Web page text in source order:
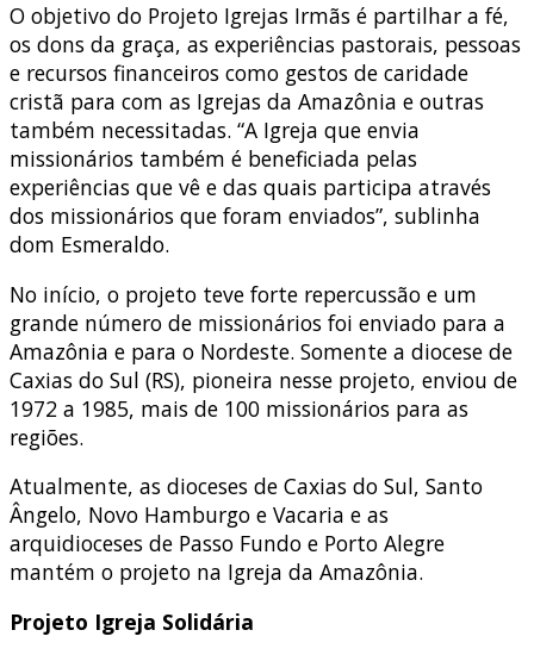
O objetivo do Projeto Igrejas Irmãs é partilhar a fé,
os dons da graça, as experiências pastorais, pessoas
e recursos financeiros como gestos de caridade
cristã para com as Igrejas da Amazônia e outras
também necessitadas. “A Igreja que envia
missionários também é beneficiada pelas
experiências que vê e das quais participa através
dos missionários que foram enviados”, sublinha
dom Esmeraldo.
No início, o projeto teve forte repercussão e um
grande número de missionários foi enviado para a
Amazônia e para o Nordeste. Somente a diocese de
Caxias do Sul (RS), pioneira nesse projeto, enviou de
1972 a 1985, mais de 100 missionários para as
regiões.
Atualmente, as dioceses de Caxias do Sul, Santo
Ângelo, Novo Hamburgo e Vacaria e as
arquidioceses de Passo Fundo e Porto Alegre
mantém o projeto na Igreja da Amazônia.
Projeto Igreja Solidária